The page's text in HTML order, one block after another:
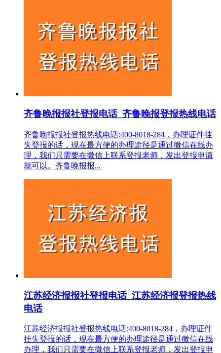
齐鲁晚报报社登报电话_齐鲁晚报登报热线电话
齐鲁晚报报社登报热线电话:400-8018-284，办理证件挂
失登报的话，现在最方便的办理途径是通过微信在线办
理，我们只需要在微信上联系登报老师，发出登报申请
就可以。齐鲁晚报报...
江苏经济报报社登报电话_江苏经济报登报热线
电话
江苏经济报报社登报热线电话:400-8018-284，办理证件
挂失登报的话，现在最方便的办理途径是通过微信在线
办理，我们只需要在微信上联系登报老师，发出登报申